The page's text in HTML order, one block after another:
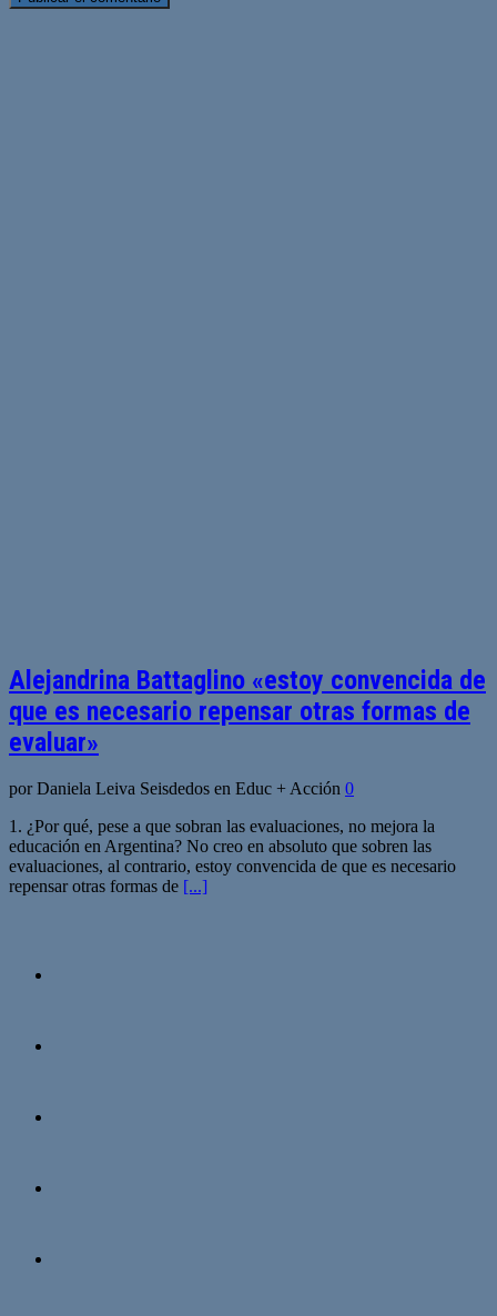
Alejandrina Battaglino «estoy convencida de
que es necesario repensar otras formas de
evaluar»
por Daniela Leiva Seisdedos en Educ + Acción 0
1. ¿Por qué, pese a que sobran las evaluaciones, no mejora la
educación en Argentina? No creo en absoluto que sobren las
evaluaciones, al contrario, estoy convencida de que es necesario
repensar otras formas de [...]